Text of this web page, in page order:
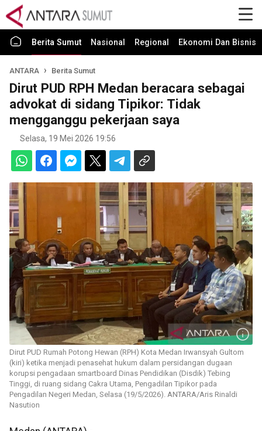
Berita Sumut Nasional Regional Ekonomi Dan Bisnis
ANTARA Berita Sumut
Dirut PUD RPH Medan beracara sebagai
advokat di sidang Tipikor: Tidak
mengganggu pekerjaan saya
Selasa, 19 Mei 2026 19:56
Dirut PUD Rumah Potong Hewan (RPH) Kota Medan Irwansyah Gultom
(kiri) ketika menjadi penasehat hukum dalam persidangan dugaan
korupsi pengadaan smartboard Dinas Pendidikan (Disdik) Tebing
Tinggi, di ruang sidang Cakra Utama, Pengadilan Tipikor pada
Pengadilan Negeri Medan, Selasa (19/5/2026). ANTARA/Aris Rinaldi
Nasution